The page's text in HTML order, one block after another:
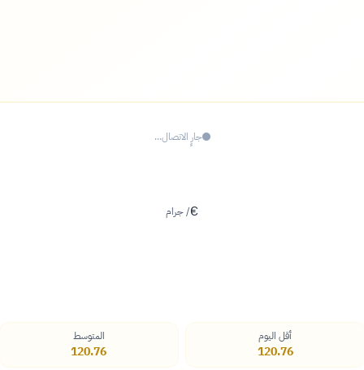
جارٍ الاتصال...
€/ جرام
أقل اليوم
120.76
المتوسط
120.76